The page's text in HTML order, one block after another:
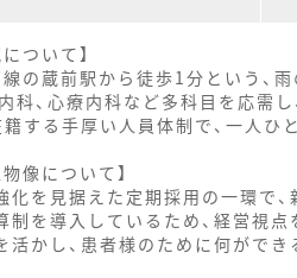
ついて】
の蔵前駅から徒歩1分という、
科、心療内科など多科目を応需
する手厚い人員体制で、一人ひ
像について】
を見据えた定期採用の一環で、
を導入しているため、経営視点
かし、患者様のために何ができ